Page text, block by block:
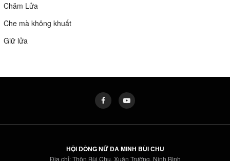
Chăm Lửa
Che mà không khuất
Giữ lửa
HỘI DÒNG NỮ ĐA MINH BÙI CHU
Địa chỉ: Thôn Bùi Chu, Xuân Trường, Ninh Bình